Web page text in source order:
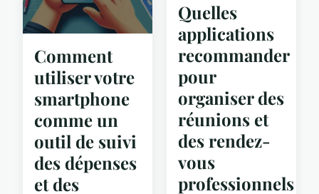
Comment
utiliser votre
smartphone
comme un
outil de suivi
des dépenses
et des
Quelles
applications
recommander
pour
organiser des
réunions et
des rendez-
vous
professionnels